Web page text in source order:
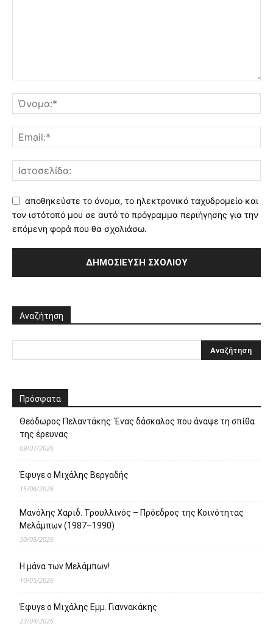
αποθηκεύστε το όνομα, το ηλεκτρονικό ταχυδρομείο και
τον ιστότοπό μου σε αυτό το πρόγραμμα περιήγησης για την
επόμενη φορά που θα σχολιάσω.
Αναζήτηση
Πρόσφατα
Θεόδωρος Πελαντάκης: Ένας δάσκαλος που άναψε τη σπίθα
της έρευνας
09/07/2026
Έφυγε ο Μιχάλης Βεργαδής
15/06/2026
Μανόλης Χαριδ. Τρουλλινός – Πρόεδρος της Κοινότητας
Μελάμπων (1987–1990)
30/05/2026
Η μάνα των Μελάμπων!
10/05/2026
Έφυγε ο Μιχάλης Εμμ. Γιαννακάκης
23/04/2026